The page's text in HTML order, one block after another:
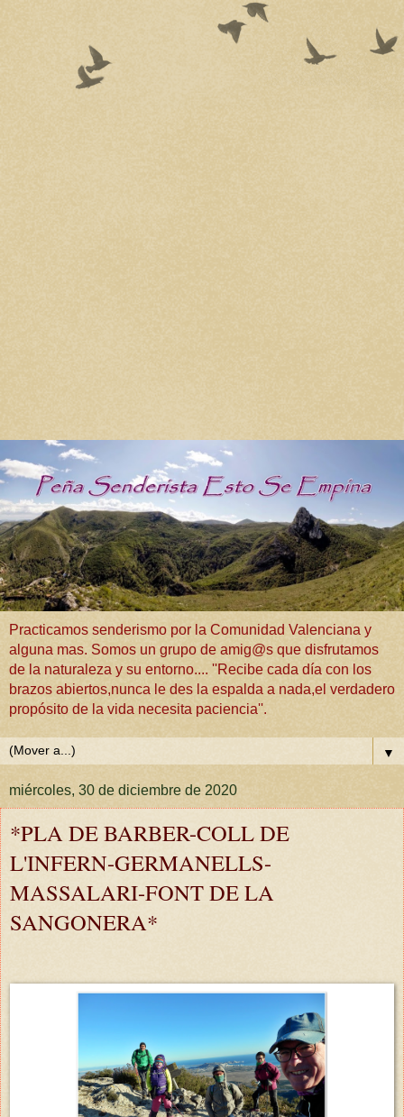
Practicamos senderismo por la Comunidad Valenciana y
alguna mas. Somos un grupo de amig@s que disfrutamos
de la naturaleza y su entorno.... ''Recibe cada día con los
brazos abiertos,nunca le des la espalda a nada,el verdadero
propósito de la vida necesita paciencia''.
▼
miércoles, 30 de diciembre de 2020
*PLA DE BARBER-COLL DE
L'INFERN-GERMANELLS-
MASSALARI-FONT DE LA
SANGONERA*